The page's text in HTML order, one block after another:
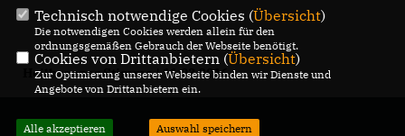
Heilbronner Stimme | 11.03.2016
Technisch notwendige Cookies (Übersicht)
Die notwendigen Cookies werden allein für den
ordnungsgemäßen Gebrauch der Webseite benötigt.
Cookies von Drittanbietern (Übersicht)
Zur Optimierung unserer Webseite binden wir Dienste und
Angebote von Drittanbietern ein.
Alle akzeptieren Auswahl speichern